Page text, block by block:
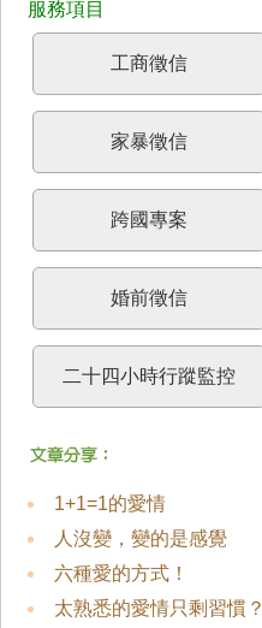
工商徵信
家暴徵信
跨國專案
婚前徵信
二十四小時行蹤監控
1+1=1的愛情
人沒變，變的是感覺
六種愛的方式！
太熟悉的愛情只剩習慣？